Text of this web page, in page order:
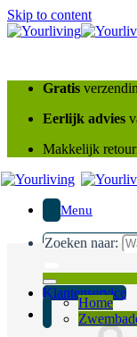
Skip to content
Gratis
Eerlijk advies
Makkelijk
Menu
Zoeken naar:
Klantenservice
Home